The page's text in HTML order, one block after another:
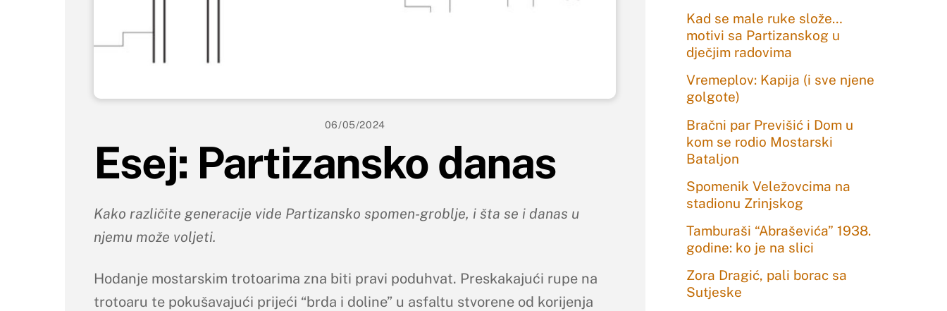
06/05/2024
Esej: Partizansko danas
Kako različite generacije vide Partizansko spomen-groblje, i šta se i danas u
njemu može voljeti.
Hodanje mostarskim trotoarima zna biti pravi poduhvat. Preskakajući rupe na
trotoaru te pokušavajući prijeći “brda i doline” u asfaltu stvorene od korijenja
Kad se male ruke slože…
motivi sa Partizanskog u
dječjim radovima
Vremeplov: Kapija (i sve njene
golgote)
Bračni par Previšić i Dom u
kom se rodio Mostarski
Bataljon
Spomenik Veležovcima na
stadionu Zrinjskog
Tamburaši “Abraševića” 1938.
godine: ko je na slici
Zora Dragić, pali borac sa
Sutjeske